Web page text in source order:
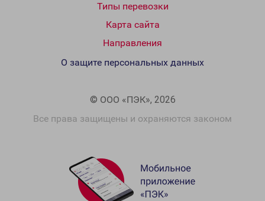
Типы перевозки
Карта сайта
Направления
© ООО «ПЭК», 2026
Все права защищены и охраняются законом
О защите персональных данных